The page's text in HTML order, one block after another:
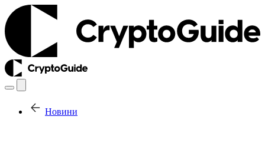
Новини